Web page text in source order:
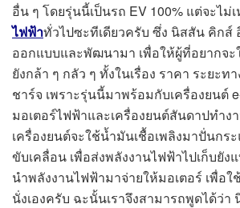
อื่น ๆ โดยรุ่นนี้เป็นรถ EV 100% แต่จะไม่
ไฟฟ้าทั่วไปซะทีเดียวครับ ซึ่ง นิสสัน คิกส์
ออกแบบและพัฒนามา เพื่อให้ผู้ที่อยากจ
ยังกล้า ๆ กลัว ๆ ทั้งในเรื่อง ราคา ระยะท
ชาร์จ เพราะรุ่นนี้มาพร้อมกับเครื่องยนต์
มอเตอร์ไฟฟ้าและเครื่องยนต์สันดาปทำง
เครื่องยนต์จะใช้น้ำมันเชื้อเพลิงมาปั่นกร
ขับเคลื่อน เพื่อส่งพลังงานไฟฟ้าไปเก็บยัง
นำพลังงานไฟฟ้ามาจ่ายให้มอเตอร์ เพื่อ
นั่งเองครับ ฉะนั้นเราจึงสามารถพูดได้ว่